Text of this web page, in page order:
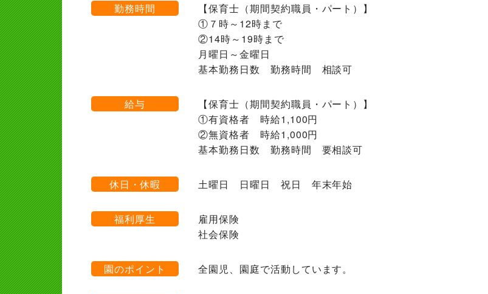
勤務時間
【保育士（期間契約職員・パート）】
①７時～12時まで
②14時～19時まで
月曜日～金曜日
基本勤務日数 勤務時間 相談可
給与
【保育士（期間契約職員・パート）】
①有資格者 時給1,100円
②無資格者 時給1,000円
基本勤務日数 勤務時間 要相談可
休日・休暇 土曜日 日曜日 祝日 年末年始
福利厚生
雇用保険
社会保険
園のポイント 全園児、園庭で活動しています。